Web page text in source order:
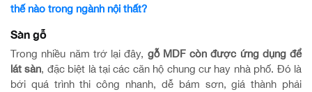
thế nào trong ngành nội thất?
Sàn gỗ
Trong nhiều năm trở lại đây, gỗ MDF còn được ứng dụng để
lát sàn, đặc biệt là tại các căn hộ chung cư hay nhà phố. Đó là
bởi quá trình thi công nhanh, dễ bám sơn, giá thành phải